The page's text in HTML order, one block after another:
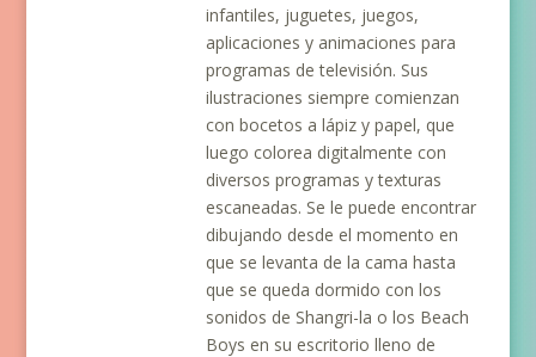
infantiles, juguetes, juegos,
aplicaciones y animaciones para
programas de televisión. Sus
ilustraciones siempre comienzan
con bocetos a lápiz y papel, que
luego colorea digitalmente con
diversos programas y texturas
escaneadas. Se le puede encontrar
dibujando desde el momento en
que se levanta de la cama hasta
que se queda dormido con los
sonidos de Shangri-la o los Beach
Boys en su escritorio lleno de